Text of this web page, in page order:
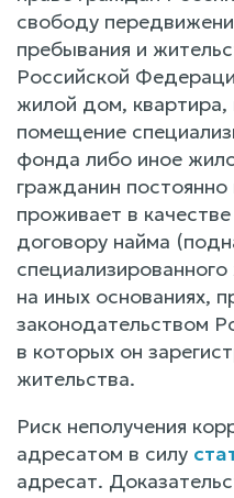
свободу
пребывания и
Российской
жилой дом,
помещение
фонда либо иное
гражданин
проживает в
договору найма
на иных основаниях,
законодательством
в которых он
жительства.
Риск неполучения
адресатом в силу
адресат.